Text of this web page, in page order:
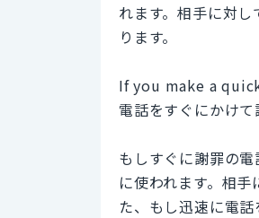
れます。相手に対
ります。
If you make a
電話をすぐにかけて
もしすぐに謝罪の
に使われます。相
た、もし迅速に電